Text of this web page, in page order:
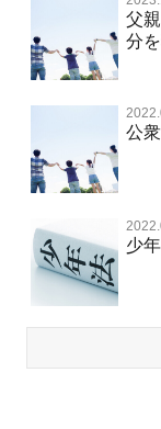
業務
公務
児童
危
自転
ネッ
銃刀
風営
児
示談で解決して
執行猶予にして
事件のことを
被害届・告訴・
脅迫・強要
業務妨害罪
公務執行妨害
逮捕・監禁
暴行・傷害
略取・誘拐・
不同意性交等
監護者性交等罪
不同意わいせ
公然わいせつ
児童ポルノ リ
盗撮，のぞき行
財産犯 TOP
横領 背任
窃盗罪
知的財産と刑
恐喝
盗品売買・譲
事件別－薬物
薬物事件 TOP
覚せい剤
危険ドラッグ
大麻
麻薬及び向精
事件別－交通違
交通違反・交
交通事故 交
自転車事故
人身事故・死
無免許運転
その他 TOP
児童虐待・保
住居侵入等
銃刀法違反
ストーカー事
控訴・上告
国選弁護士と私
司法取引・刑事
取調べの注意点
少年事件の手続
少年事件の処分
被害届・告訴
父
分
公
少